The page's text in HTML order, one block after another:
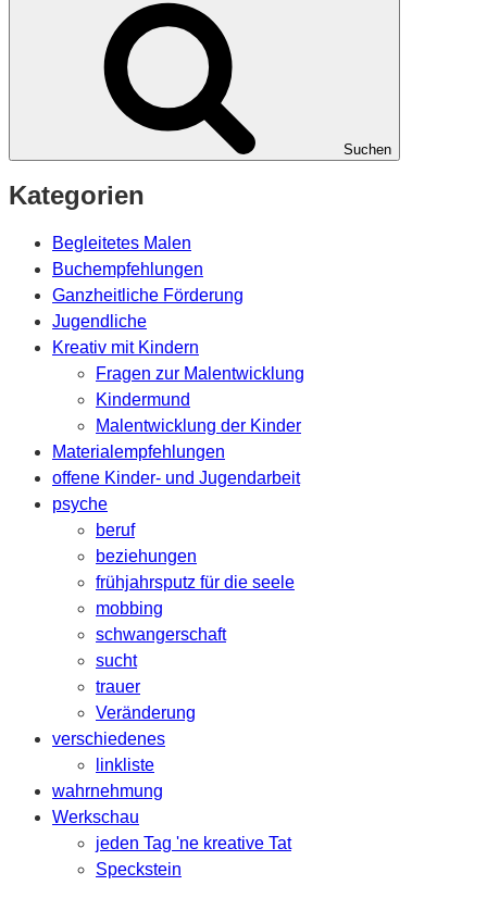
Suchen
Kategorien
Begleitetes Malen
Buchempfehlungen
Ganzheitliche Förderung
Jugendliche
Kreativ mit Kindern
Fragen zur Malentwicklung
Kindermund
Malentwicklung der Kinder
Materialempfehlungen
offene Kinder- und Jugendarbeit
psyche
beruf
beziehungen
frühjahrsputz für die seele
mobbing
schwangerschaft
sucht
trauer
Veränderung
verschiedenes
linkliste
wahrnehmung
Werkschau
jeden Tag 'ne kreative Tat
Speckstein